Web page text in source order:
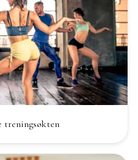
treningsøkten